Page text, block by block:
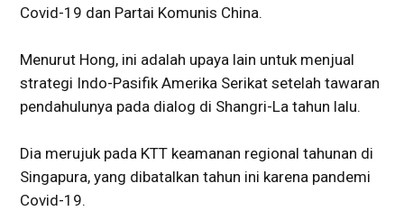
Covid-19 dan Partai Komunis China.
Menurut Hong, ini adalah upaya lain untuk menjual
strategi Indo-Pasifik Amerika Serikat setelah tawaran
pendahulunya pada dialog di Shangri-La tahun lalu.
Dia merujuk pada KTT keamanan regional tahunan di
Singapura, yang dibatalkan tahun ini karena pandemi
Covid-19.